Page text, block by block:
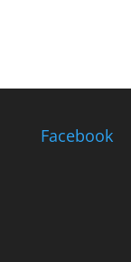
Facebook